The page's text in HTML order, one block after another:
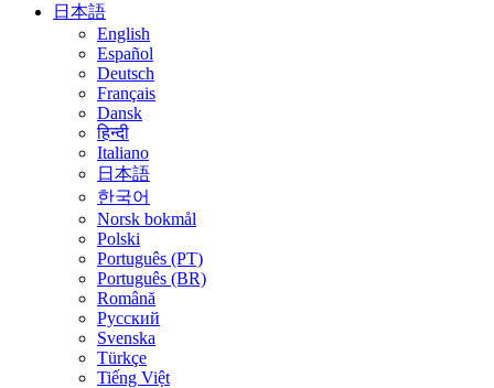
日本語
English
Español
Deutsch
Français
Dansk
हिन्दी
Italiano
日本語
한국어
Norsk bokmål
Polski
Português (PT)
Português (BR)
Română
Русский
Svenska
Türkçe
Tiếng Việt